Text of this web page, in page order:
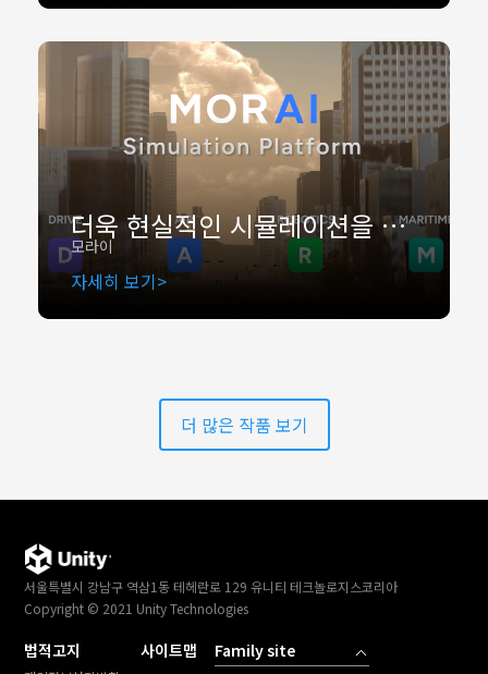
더욱 현실적인 시뮬레이션을 구축하는 방법 : MORAI SIM
모라이
자세히 보기
더 많은 작품 보기
서울특별시 강남구 역삼1동 테헤란로 129 유니티 테크놀로지스코리아
Copyright © 2021 Unity Technologies
법적고지 사이트맵